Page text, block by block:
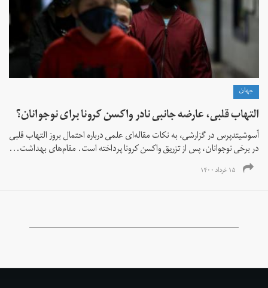
جهان
التهاب قلبی، عارضه جانبی نادر واکسن کرونا برای نوجوانان؟
آسوشیتدپرس در گزارشی، به نکات مقاله‌ای علمی درباره احتمال بروز التهاب قلبی
در برخی نوجوانان، پس از تزریق واکسن کرونا پرداخته است. مقام‌های بهداشت‌...
۱۵ خرداد ۱۴۰۰